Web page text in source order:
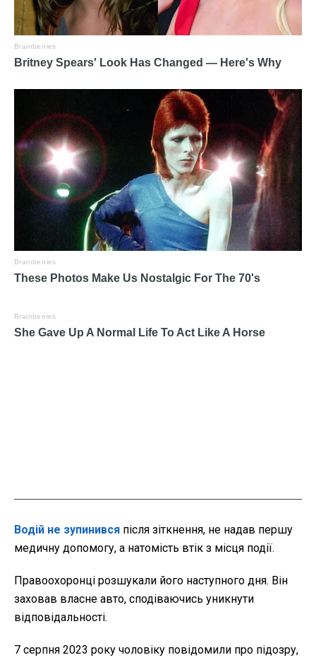
Водій не зупинився після зіткнення, не надав першу
медичну допомогу, а натомість втік з місця події.
Правоохоронці розшукали його наступного дня. Він
заховав власне авто, сподіваючись уникнути
відповідальності.
7 серпня 2023 року чоловіку повідомили про підозру,